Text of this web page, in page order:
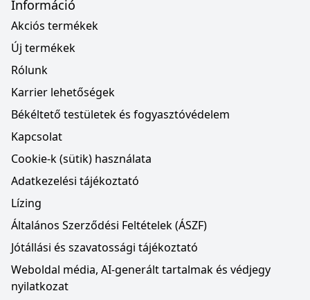
Információ
Akciós termékek
Új termékek
Rólunk
Karrier lehetőségek
Békéltető testületek és fogyasztóvédelem
Kapcsolat
Cookie-k (sütik) használata
Adatkezelési tájékoztató
Lízing
Általános Szerződési Feltételek (ÁSZF)
Jótállási és szavatossági tájékoztató
Weboldal média, AI-generált tartalmak és védjegy
nyilatkozat